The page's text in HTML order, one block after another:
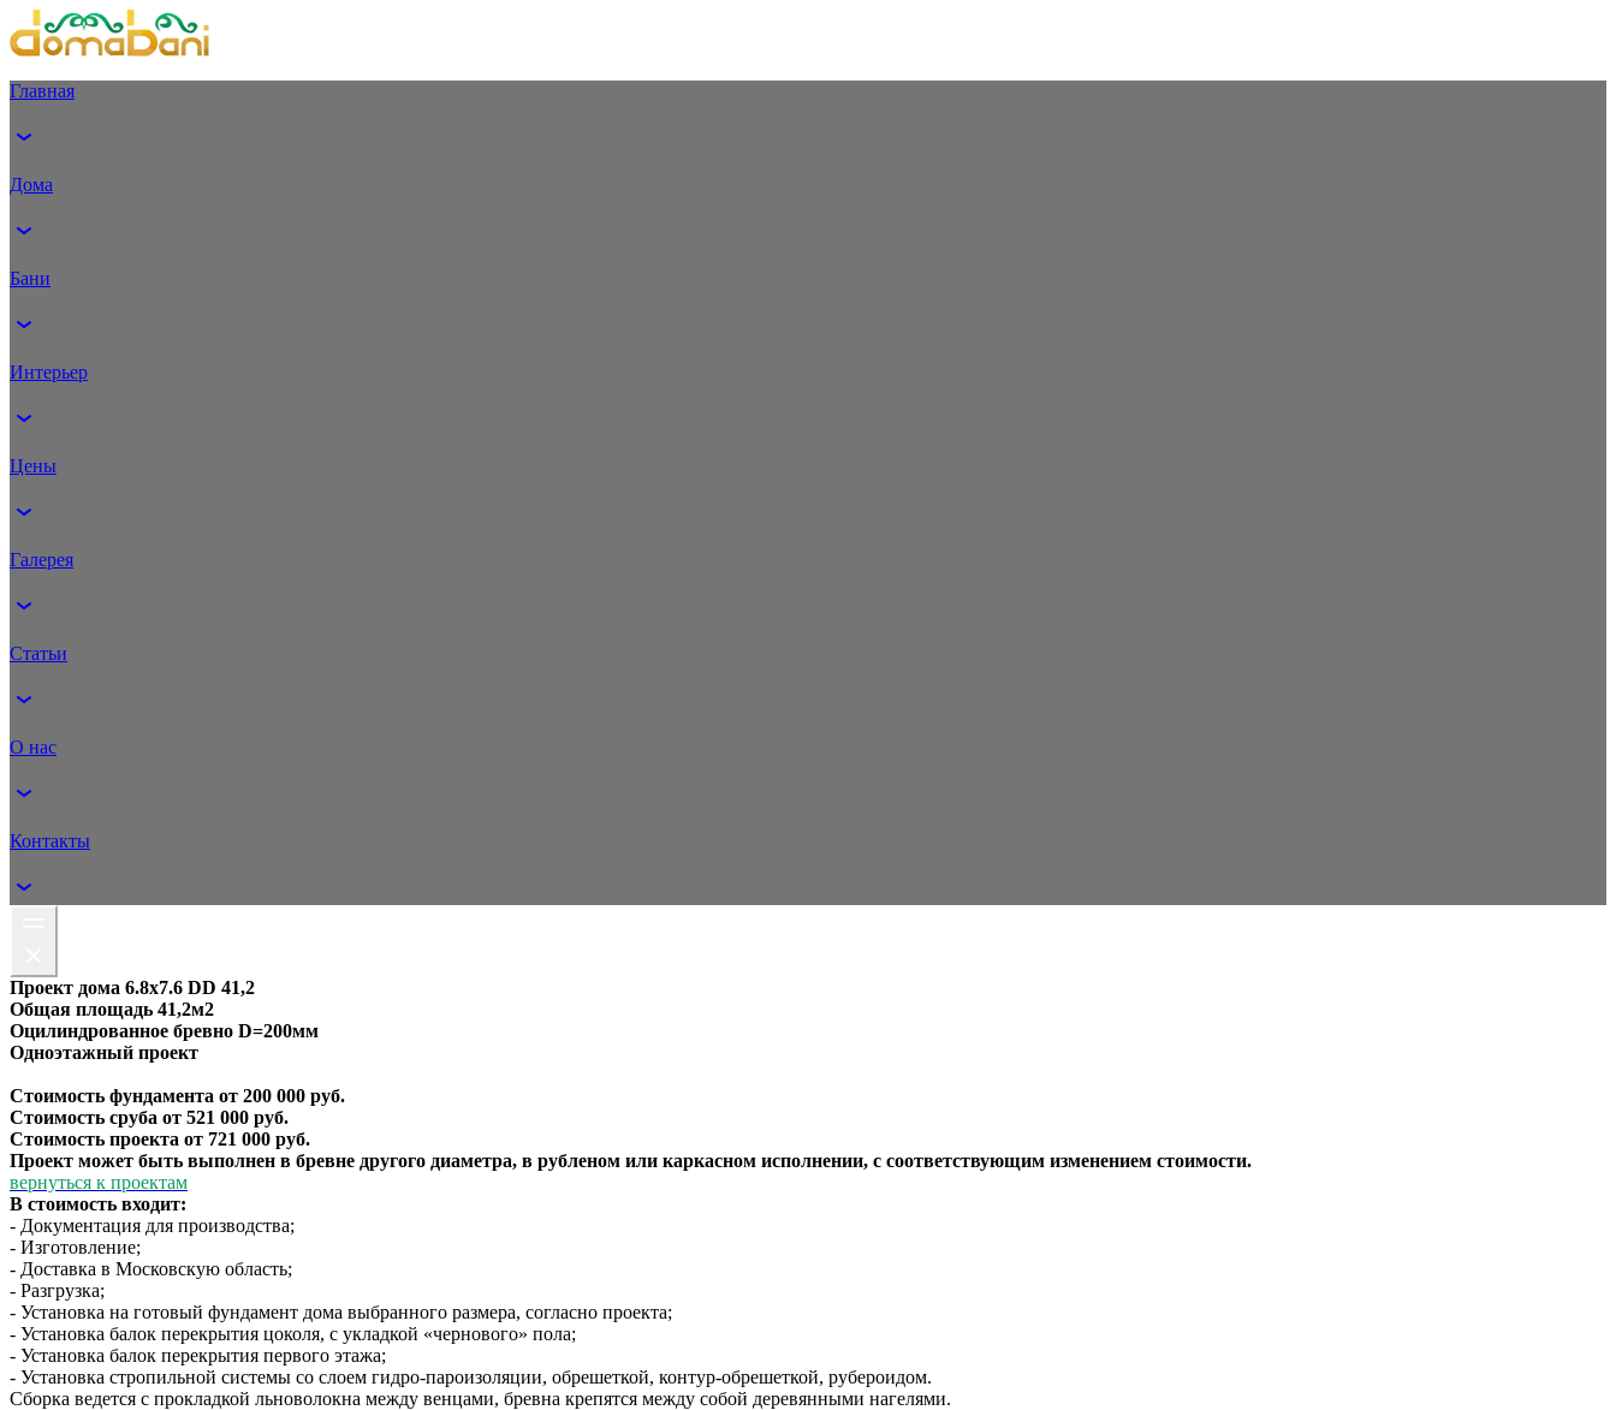
Главная
Дома
Бани
Интерьер
Цены
Галерея
Статьи
О нас
Контакты
Проект дома 6.8х7.6 DD 41,2
Общая площадь 41,2м2
Оцилиндрованное бревно D=200мм
Одноэтажный проект
Стоимость фундамента от 200 000 руб.
Стоимость сруба от 521 000 руб.
Стоимость проекта от 721 000 руб.
Проект может быть выполнен в бревне другого диаметра, в рубленом или каркасном исполнении, с соответствующим изменением стоимости.
вернуться к проектам
В стоимость входит:
- Документация для производства;
- Изготовление;
- Доставка в Московскую область;
- Разгрузка;
- Установка на готовый фундамент дома выбранного размера, согласно проекта;
- Установка балок перекрытия цоколя, с укладкой «чернового» пола;
- Установка балок перекрытия первого этажа;
- Установка стропильной системы со слоем гидро-пароизоляции, обрешеткой, контур-обрешеткой, рубероидом.
Сборка ведется с прокладкой льноволокна между венцами, бревна крепятся между собой деревянными нагелями.